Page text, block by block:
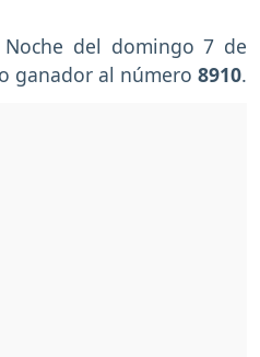
del domingo 7 de
ganador al número 8910.